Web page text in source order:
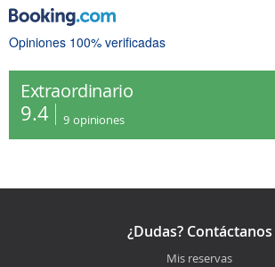
Opiniones 100% verificadas
Extraordinario
9.4 9 opiniones
¿Dudas? Contáctanos
Mis reservas